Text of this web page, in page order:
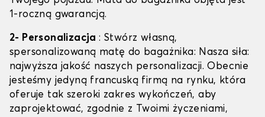
1-roczną gwarancją.
2- Personalizacja: Stwórz własną,
spersonalizowaną matę do bagażnika: Nasza siła:
najwyższa jakość naszych personalizacji. Obecnie
jesteśmy jedyną francuską firmą na rynku, która
oferuje tak szeroki zakres wykończeń, aby
zaprojektować, zgodnie z Twoimi życzeniami,